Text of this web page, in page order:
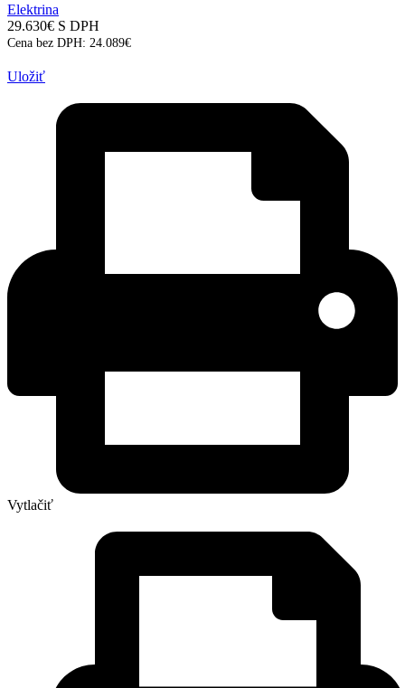
Elektrina
29.630€ S DPH
Cena bez DPH: 24.089€
Uložiť
Vytlačiť